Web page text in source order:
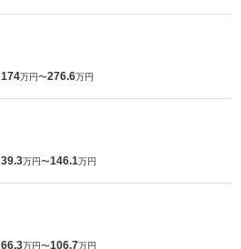
174万円〜276.6万円
39.3万円〜146.1万円
66.3万円〜106.7万円